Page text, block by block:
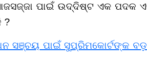
ପାଇଁ ଉଦ୍ଦିଷ୍ଟ ଏକ ପଦକ
?
ସଞ୍ଚୟ ପାଇଁ ସୁପ୍ରିମକୋର୍ଟଙ୍କ